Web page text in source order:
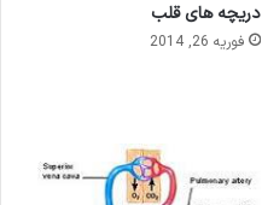
دریچه های قلب
فوریه 26, 2014